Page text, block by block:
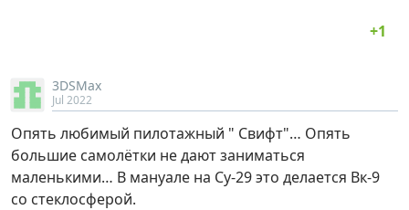
3DSMax
Jul 2022
Опять любимый пилотажный " Свифт"… Опять
большие самолётки не дают заниматься
маленькими… В мануале на Су-29 это делается Вк-9
со стеклосферой.